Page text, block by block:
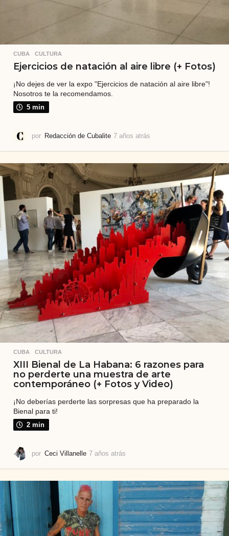
CUBA ,CULTURA
Ejercicios de natación al aire libre (+ Fotos)
¡No dejes de ver la expo "Ejercicios de natación al aire libre"!
Nosotros te la recomendamos.
5 min
por Redacción de Cubalite 7 años atrás
o
s
a
t
r
á
s
CUBA ,CULTURA
XIII Bienal de La Habana: 6 razones para
no perderte una muestra de arte
contemporáneo (+ Fotos y Video)
¡No deberías perderte las sorpresas que ha preparado la
Bienal para ti!
2 min
por Ceci Villanelle 7 años atrás
o
s
a
t
r
á